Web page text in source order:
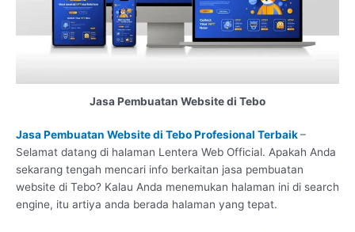
Jasa Pembuatan Website di Tebo
Jasa Pembuatan Website di Tebo Profesional Terbaik–
Selamat datang di halaman Lentera Web Official. Apakah Anda
sekarang tengah mencari info berkaitan jasa pembuatan
website di Tebo? Kalau Anda menemukan halaman ini di search
engine, itu artiya anda berada halaman yang tepat.